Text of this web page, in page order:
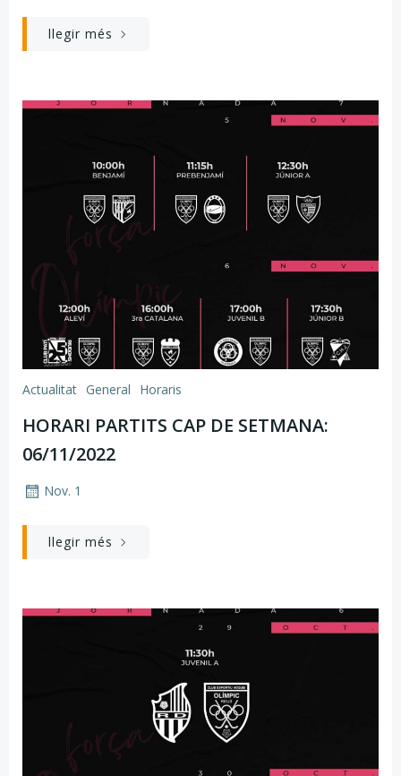
llegir més
Actualitat General Horaris
HORARI PARTITS CAP DE SETMANA:
06/11/2022
Nov. 1
llegir més